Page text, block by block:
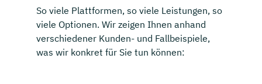
So viele Plattformen, so viele Leistungen, so
viele Optionen. Wir zeigen Ihnen anhand
verschiedener Kunden- und Fallbeispiele,
was wir konkret für Sie tun können: